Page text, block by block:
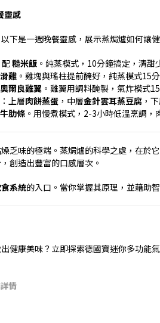
靈感
下是一週晚餐靈感，展示蒸焗爐如何讓
配糙米飯 。純蒸模式， 10分鐘搞定，清甜
雞 。雞塊與瑤柱提前醃好，純蒸模式15
爾良雞翼 。雞翼用調料醃製，氣炸模式15
：上層肉餅蒸蛋 ，中層金針雲耳蒸豆腐 ，
肋條 。用慢煮模式， 2-3小時低溫烹調，
乏味的極端。蒸焗爐的科學之處，在於
創造出豐富的口感層次。
系統的入口。當你掌握其原理，並藉助
健康美味？立即探索德國寶迷你多功能
情